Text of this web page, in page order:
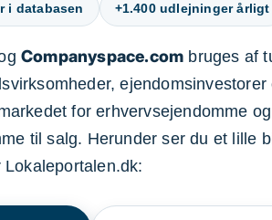
i databasen +1.400 udlejninger årligt
Companyspace.com bruges af
ejendomsinvestorer
for erhvervsejendomme
til salg. Herunder ser du et lille
Lokaleportalen.dk: